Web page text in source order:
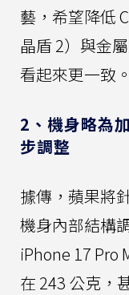
藝，希望降低
晶盾 2）與金
看起來更一致。
2、機身略為
步調整
據傳，蘋果將
機身內部結構
iPhone 17 Pro
在 243 公克，